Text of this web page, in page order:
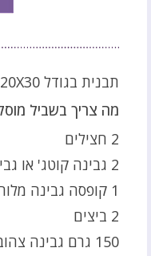
תבנית בגודל 20X30
מה צריך בשביל
2 חצילים
2 גבינה קוטג' או גבינה לבנה – 500 גרם
1 קופסה גבינה מלוחה – 250 גרם
2 ביצים
150 גרם גבינה צהובה מגורדת